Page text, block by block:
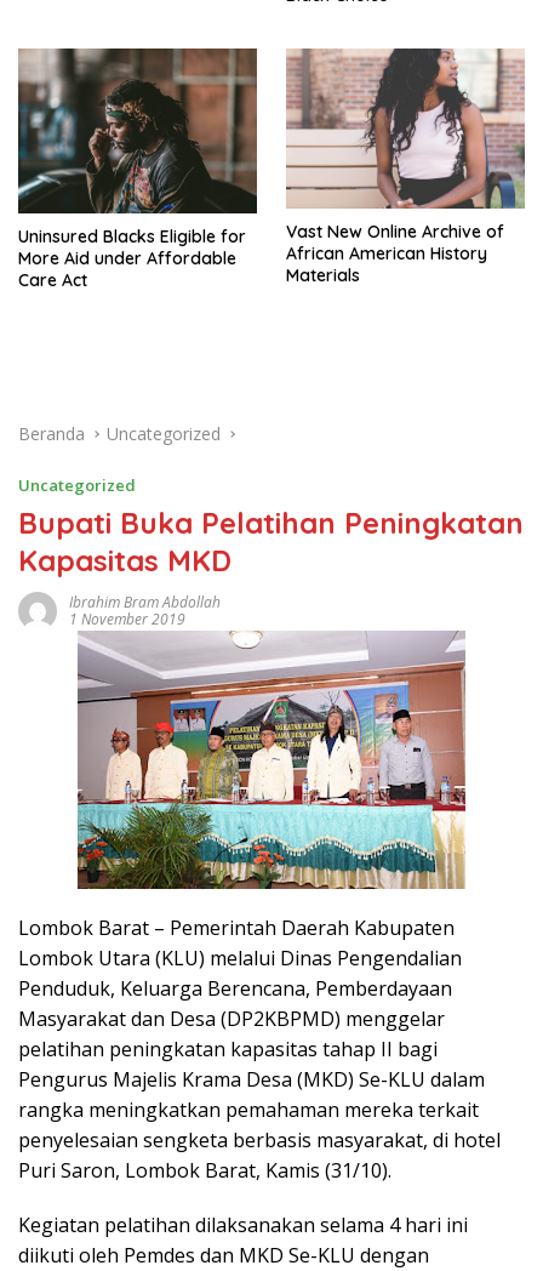
Uninsured Blacks Eligible for
More Aid under Affordable
Care Act
Vast New Online Archive of
African American History
Materials
Beranda Uncategorized
Uncategorized
Bupati Buka Pelatihan Peningkatan
Kapasitas MKD
Ibrahim Bram Abdollah
1 November 2019
Lombok Barat – Pemerintah Daerah Kabupaten
Lombok Utara (KLU) melalui Dinas Pengendalian
Penduduk, Keluarga Berencana, Pemberdayaan
Masyarakat dan Desa (DP2KBPMD) menggelar
pelatihan peningkatan kapasitas tahap II bagi
Pengurus Majelis Krama Desa (MKD) Se-KLU dalam
rangka meningkatkan pemahaman mereka terkait
penyelesaian sengketa berbasis masyarakat, di hotel
Puri Saron, Lombok Barat, Kamis (31/10).
Kegiatan pelatihan dilaksanakan selama 4 hari ini
diikuti oleh Pemdes dan MKD Se-KLU dengan